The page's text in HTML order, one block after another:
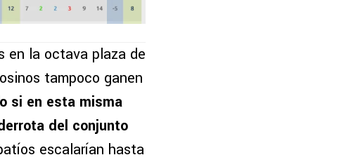
en la octava plaza de
tampoco ganen
si en esta misma
del conjunto
escalarían hasta